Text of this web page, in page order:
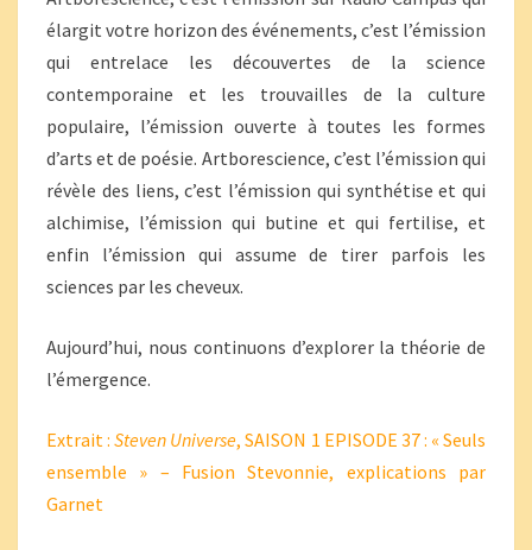
élargit votre horizon des événements, c’est l’émission
qui entrelace les découvertes de la science
contemporaine et les trouvailles de la culture
populaire, l’émission ouverte à toutes les formes
d’arts et de poésie. Artborescience, c’est l’émission qui
révèle des liens, c’est l’émission qui synthétise et qui
alchimise, l’émission qui butine et qui fertilise, et
enfin l’émission qui assume de tirer parfois les
sciences par les cheveux.
Aujourd’hui, nous continuons d’explorer la théorie de
l’émergence.
Extrait :Steven Universe, SAISON 1 EPISODE 37 : « Seuls
ensemble » – Fusion Stevonnie, explications par
Garnet